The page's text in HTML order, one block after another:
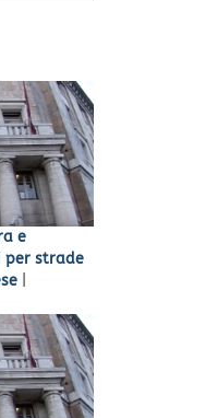
e
per strade